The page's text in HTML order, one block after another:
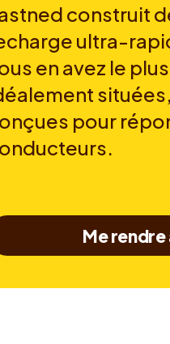
construit
ultra-
en avez le
pour
Me